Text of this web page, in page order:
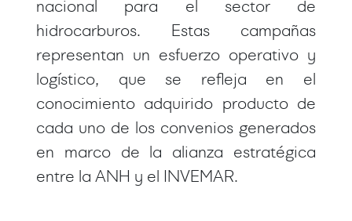
nacional para el sector de
hidrocarburos. Estas campañas
representan un esfuerzo operativo y
logístico, que se refleja en el
conocimiento adquirido producto de
cada uno de los convenios generados
en marco de la alianza estratégica
entre la ANH y el INVEMAR.